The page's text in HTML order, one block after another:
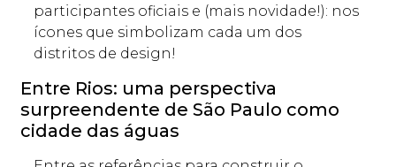
participantes oficiais e (mais novidade!): nos
ícones que simbolizam cada um dos
distritos de design!
Entre Rios: uma perspectiva
surpreendente de São Paulo como
cidade das águas